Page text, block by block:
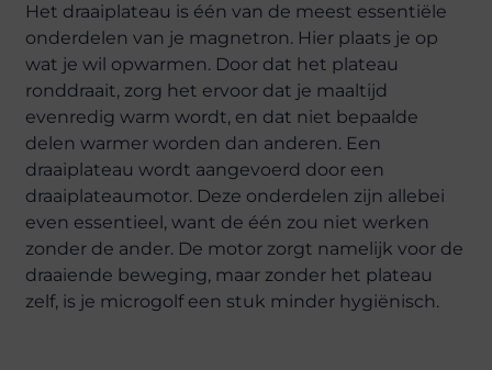
Het draaiplateau is één van de meest essentiële
onderdelen van je magnetron. Hier plaats je op
wat je wil opwarmen. Door dat het plateau
ronddraait, zorg het ervoor dat je maaltijd
evenredig warm wordt, en dat niet bepaalde
delen warmer worden dan anderen. Een
draaiplateau wordt aangevoerd door een
draaiplateaumotor. Deze onderdelen zijn allebei
even essentieel, want de één zou niet werken
zonder de ander. De motor zorgt namelijk voor de
draaiende beweging, maar zonder het plateau
zelf, is je microgolf een stuk minder hygiënisch.